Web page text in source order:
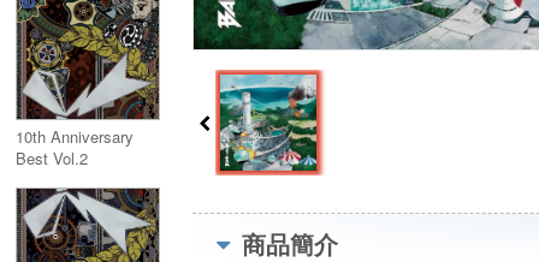
10th Anniversary
Best Vol.2
商品簡介